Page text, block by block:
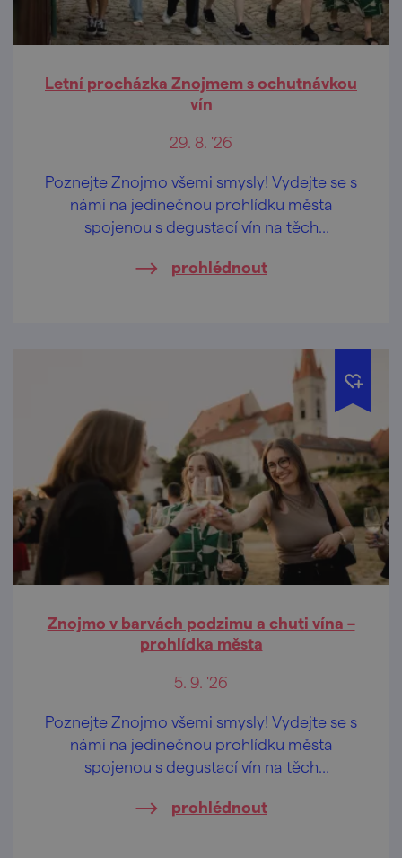
Letní procházka Znojmem s ochutnávkou
vín
29. 8. '26
Poznejte Znojmo všemi smysly! Vydejte se s
námi na jedinečnou prohlídku města
spojenou s degustací vín na těch
prohlédnout
Znojmo v barvách podzimu a chuti vína –
prohlídka města
5. 9. '26
Poznejte Znojmo všemi smysly! Vydejte se s
námi na jedinečnou prohlídku města
spojenou s degustací vín na těch
prohlédnout